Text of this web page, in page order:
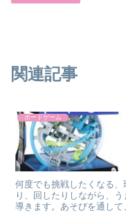
関連記事
ボードゲーム
何度でも挑戦したくなる
り、回したりしながら、
導きます。あそびを通し